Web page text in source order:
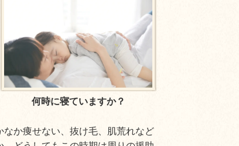
何時に寝ていますか？
か痩せない、抜け毛、肌荒れなど